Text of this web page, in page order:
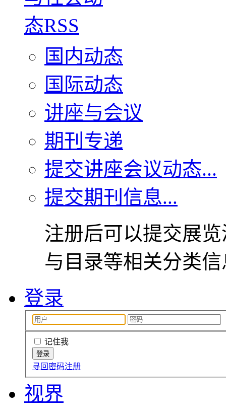
国内动态
国际动态
讲座与会议
期刊专递
提交讲座会议动态...
提交期刊信息...
注册后可以提交展
与目录等相关分类
登录
记住我
寻回密码注册
视界